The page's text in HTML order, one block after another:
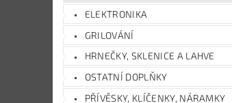
ELEKTRONIKA
GRILOVÁNÍ
HRNEČKY, SKLENICE A LAHVE
OSTATNÍ DOPLŇKY
PŘÍVĚSKY, KLÍČENKY, NÁRAMKY